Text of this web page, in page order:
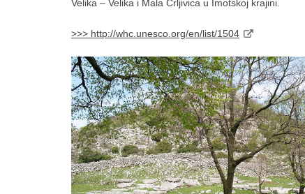
Velika – Velika i Mala Crljivica u Imotskoj krajini.
>>> http://whc.unesco.org/en/list/1504